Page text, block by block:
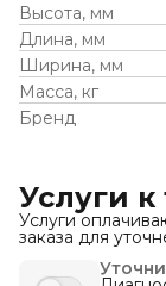
Высота, мм
Длина, мм
Ширина, мм
Масса, кг
Бренд
Услуги к
Услуги
заказа для